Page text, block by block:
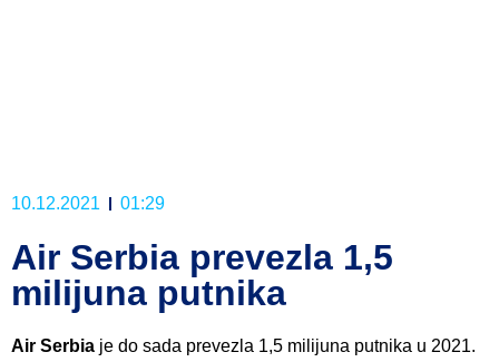
10.12.2021 01:29
Air Serbia prevezla 1,5
milijuna putnika
Air Serbia je do sada prevezla 1,5 milijuna putnika u 2021.